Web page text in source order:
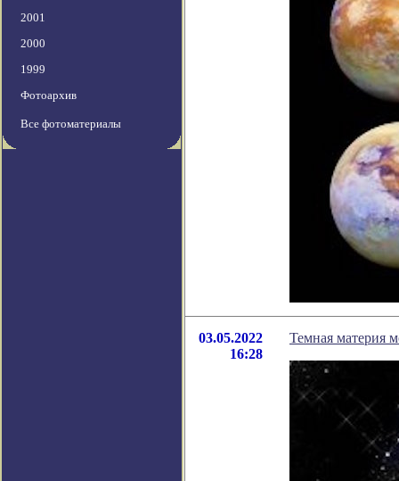
2001
2000
1999
Фотоархив
Все фотоматериалы
03.05.2022
16:28
Темная материя